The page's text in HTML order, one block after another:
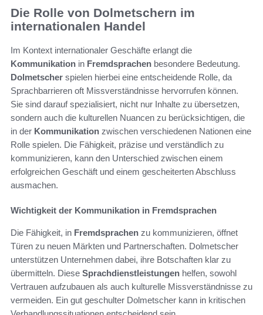
Die Rolle von Dolmetschern im
internationalen Handel
Im Kontext internationaler Geschäfte erlangt die
Kommunikation in Fremdsprachen besondere Bedeutung.
Dolmetscher spielen hierbei eine entscheidende Rolle, da
Sprachbarrieren oft Missverständnisse hervorrufen können.
Sie sind darauf spezialisiert, nicht nur Inhalte zu übersetzen,
sondern auch die kulturellen Nuancen zu berücksichtigen, die
in der Kommunikation zwischen verschiedenen Nationen eine
Rolle spielen. Die Fähigkeit, präzise und verständlich zu
kommunizieren, kann den Unterschied zwischen einem
erfolgreichen Geschäft und einem gescheiterten Abschluss
ausmachen.
Wichtigkeit der Kommunikation in Fremdsprachen
Die Fähigkeit, in Fremdsprachen zu kommunizieren, öffnet
Türen zu neuen Märkten und Partnerschaften. Dolmetscher
unterstützen Unternehmen dabei, ihre Botschaften klar zu
übermitteln. Diese Sprachdienstleistungen helfen, sowohl
Vertrauen aufzubauen als auch kulturelle Missverständnisse zu
vermeiden. Ein gut geschulter Dolmetscher kann in kritischen